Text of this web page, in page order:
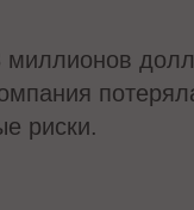
миллионов
риски.